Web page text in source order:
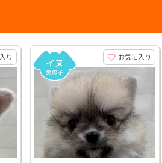
り お気に入り